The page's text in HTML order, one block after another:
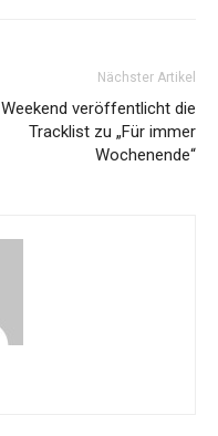
Nächster Artikel
Weekend veröffentlicht die
Tracklist zu „Für immer
Wochenende“